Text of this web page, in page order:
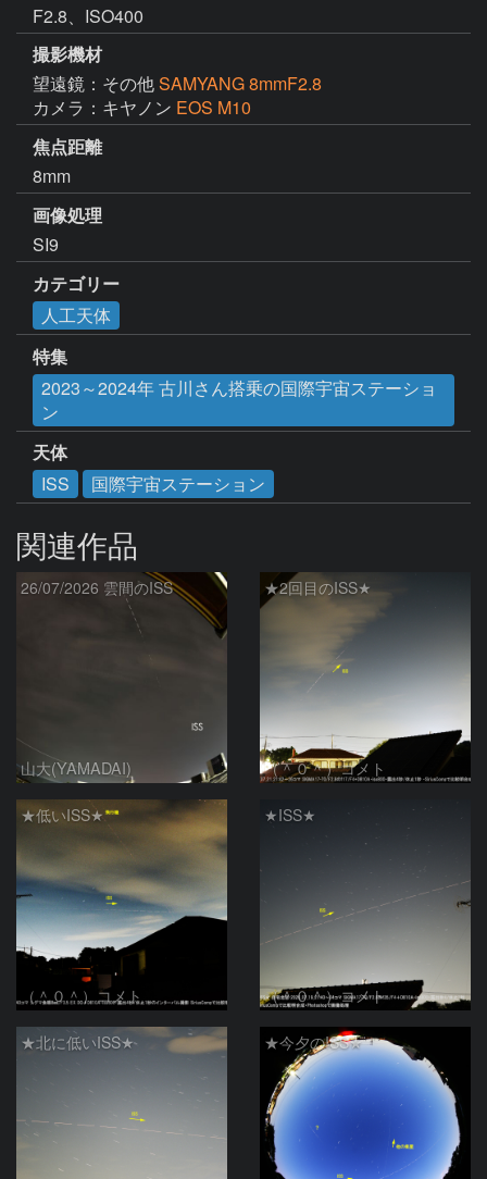
F2.8、ISO400
撮影機材
望遠鏡：その他SAMYANG 8mmF2.8
カメラ：キヤノン EOS M10
焦点距離
8mm
画像処理
SI9
カテゴリー
人工天体
特集
2023～2024年 古川さん搭乗の国際宇宙ステーショ
ン
天体
ISS
国際宇宙ステーション
関連作品
26/07/2026 雲間のISS
山大(YAMADAI)
★2回目のISS★
（＾０＾）コメト
★低いISS★
（＾０＾）コメト
★ISS★
（＾０＾）コメト
★北に低いISS★ ★今夕のISS★